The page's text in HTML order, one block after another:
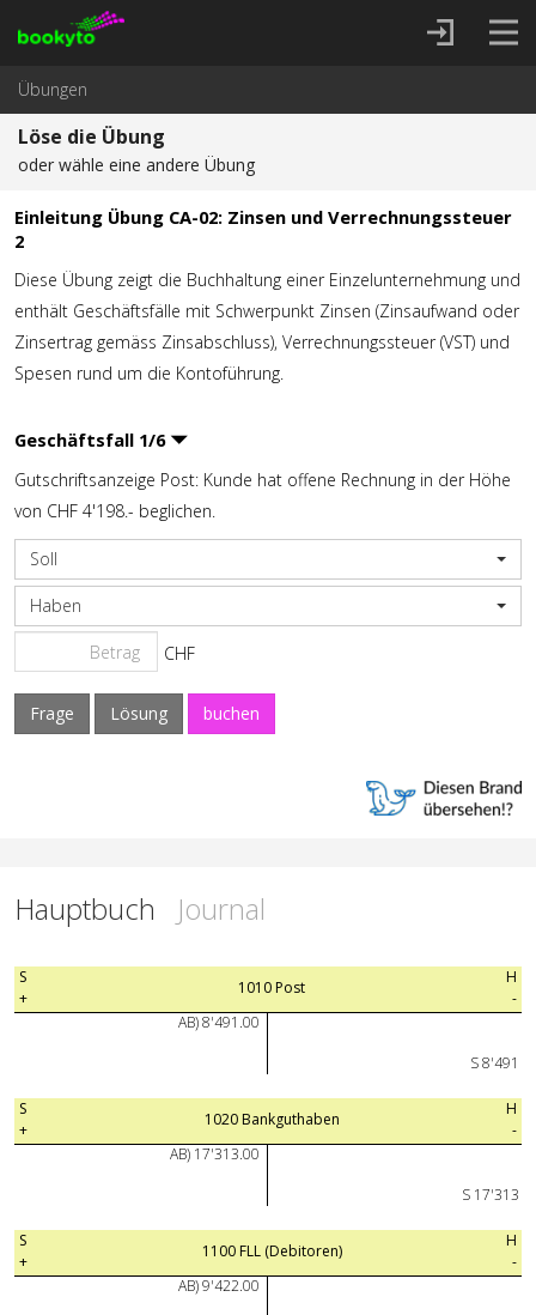
Übungen
Löse die Übung
oder wähle eine andere Übung
Einleitung Übung CA-02: Zinsen und Verrechnungssteuer
2
Diese Übung zeigt die Buchhaltung einer Einzelunternehmung und
enthält Geschäftsfälle mit Schwerpunkt Zinsen (Zinsaufwand oder
Zinsertrag gemäss Zinsabschluss), Verrechnungssteuer (VST) und
Spesen rund um die Kontoführung.
Geschäftsfall 1/6
Gutschriftsanzeige Post: Kunde hat offene Rechnung in der Höhe
von CHF 4'198.- beglichen.
Soll
Haben
CHF
Frage Lösung buchen
Hauptbuch Journal
S
+
1010 Post
H
-
AB) 8'491.00
S 8'491
S
+
1020 Bankguthaben
H
-
AB) 17'313.00
S 17'313
S
+
1100 FLL (Debitoren)
H
-
AB) 9'422.00